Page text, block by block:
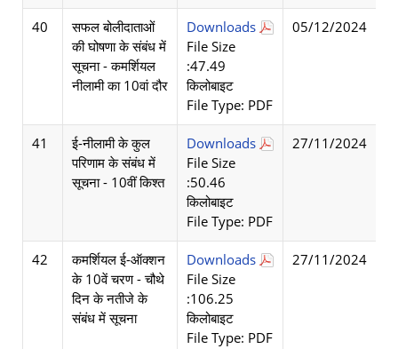
40
सफल बोलीदाताओं
की घोषणा के संबंध में
सूचना - कमर्शियल
नीलामी का 10वां दौर
Downloads
File Size
:47.49
किलोबाइट
File Type: PDF
05/12/2024
41
ई-नीलामी के कुल
परिणाम के संबंध में
सूचना - 10वीं किश्त
Downloads
File Size
:50.46
किलोबाइट
File Type: PDF
27/11/2024
42
कमर्शियल ई-ऑक्शन
के 10वें चरण - चौथे
दिन के नतीजे के
संबंध में सूचना
Downloads
File Size
:106.25
किलोबाइट
File Type: PDF
27/11/2024